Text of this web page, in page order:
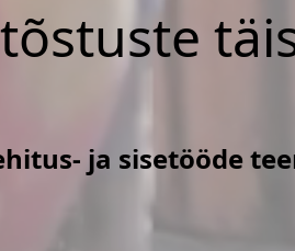
ja sisetööde